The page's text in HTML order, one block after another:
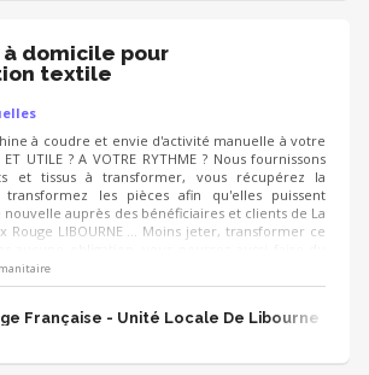
domicile pour
textile
à coudre et envie d'activité manuelle à votre
UTILE ? A VOTRE RYTHME ? Nous fournissons
et tissus à transformer, vous récupérez la
les pièces afin qu'elles puissent
auprès des bénéficiaires et clients de La
Rouge LIBOURNE ... Moins jeter, transformer ce
d'événements ou à La Boutique, si vous le
Française - Unité Locale De Libourne